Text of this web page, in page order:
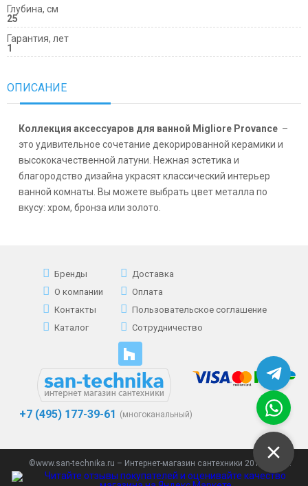
Глубина, см
25
Гарантия, лет
1
ОПИСАНИЕ
Коллекция аксессуаров для ванной Migliore Provance –
это удивительное сочетание декорированной керамики и
высококачественной латуни. Нежная эстетика и
благородство дизайна украсят классический интерьер
ванной комнаты. Вы можете выбрать цвет металла по
вкусу: хром, бронза или золото.
Бренды
О компании
Контакты
Каталог
Доставка
Оплата
Пользовательское соглашение
Сотрудничество
+7 (495) 177-39-61 (многоканальный)
©www.san-technika.ru – Интернет-магазин сантехники 2013 - 2023.